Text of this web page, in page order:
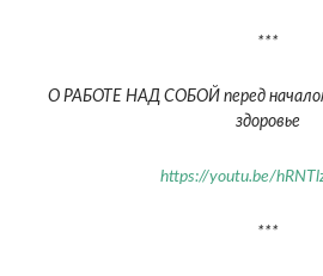
***
О РАБОТЕ НАД СОБОЙ перед началом
здоровье
https://youtu.be/
***